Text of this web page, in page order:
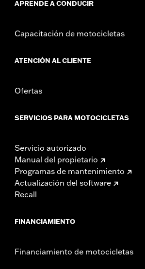
APRENDE A CONDUCIR
Capacitación de motocicletas
ATENCIÓN AL CLIENTE
Ofertas
SERVICIOS PARA MOTOCICLETAS
Servicio autorizado
Manual del propietario
Programas de mantenimiento
Actualización del software
Recall
FINANCIAMIENTO
Financiamiento de motocicletas